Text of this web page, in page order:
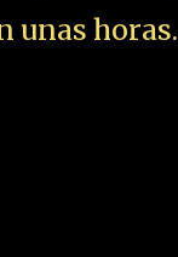
unas horas.